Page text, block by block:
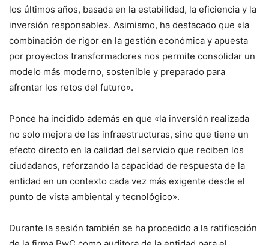
los últimos años, basada en la estabilidad, la eficiencia y la
inversión responsable». Asimismo, ha destacado que «la
combinación de rigor en la gestión económica y apuesta
por proyectos transformadores nos permite consolidar un
modelo más moderno, sostenible y preparado para
afrontar los retos del futuro».
Ponce ha incidido además en que «la inversión realizada
no solo mejora de las infraestructuras, sino que tiene un
efecto directo en la calidad del servicio que reciben los
ciudadanos, reforzando la capacidad de respuesta de la
entidad en un contexto cada vez más exigente desde el
punto de vista ambiental y tecnológico».
Durante la sesión también se ha procedido a la ratificación